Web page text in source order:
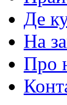
Де
На
Про